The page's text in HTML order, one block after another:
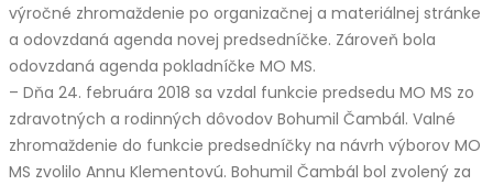
výročné zhromaždenie po organizačnej a materiálnej stránke
a odovzdaná agenda novej predsedníčke. Zároveň bola
odovzdaná agenda pokladníčke MO MS.
– Dňa 24. februára 2018 sa vzdal funkcie predsedu MO MS zo
zdravotných a rodinných dôvodov Bohumil Čambál. Valné
zhromaždenie do funkcie predsedníčky na návrh výborov MO
MS zvolilo Annu Klementovú. Bohumil Čambál bol zvolený za